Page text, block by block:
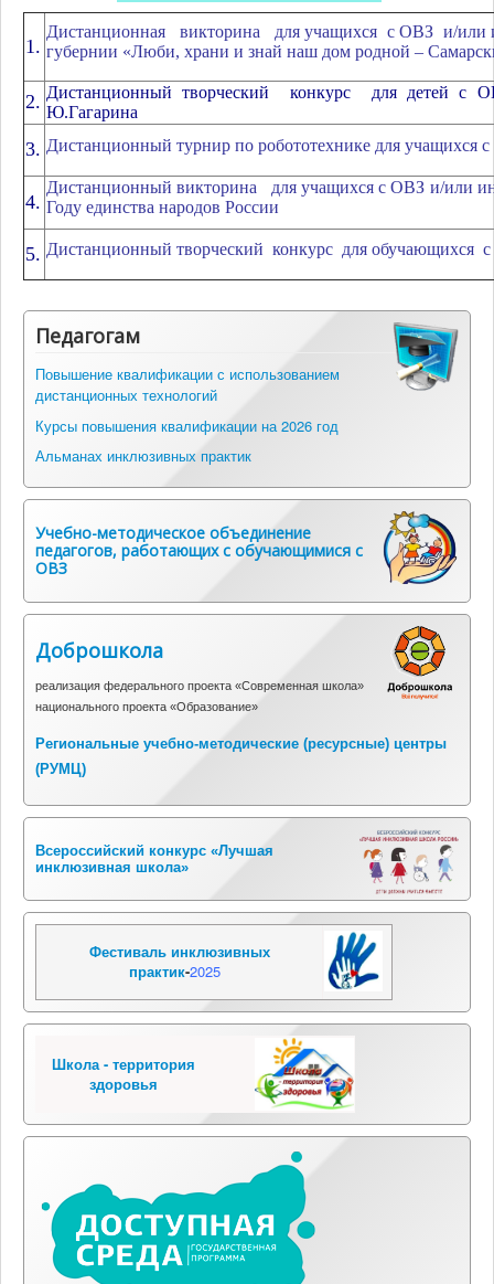
1.
Дистанционная викторина для учащихся с ОВЗ и/или
губернии «Люби, храни и знай наш дом родной –
2. Дистанционный творческий конкурс для детей с
Ю.Гагарина
3. Дистанционный турнир по робототехнике для учащихся
4.
Дистанционный викторина для учащихся с ОВЗ и/или
Году единства народов России
5. Дистанционный творческий конкурс для обучающихся
Педагогам
Повышение квалификации с использованием
дистанционных технологий
Курсы повышения квалификации на 2026 год
Альманах инклюзивных практик
Учебно-методическое объединение
педагогов, работающих с обучающимися с
ОВЗ
Доброшкола
реализация федерального проекта «Современная школа»
национального проекта «Образование»
Региональные учебно-методические (ресурсные) центры
(РУМЦ)
Всероссийский конкурс «Лучшая
инклюзивная школа»
Фестиваль инклюзивных
практик-2025
Школа - территория
здоровья